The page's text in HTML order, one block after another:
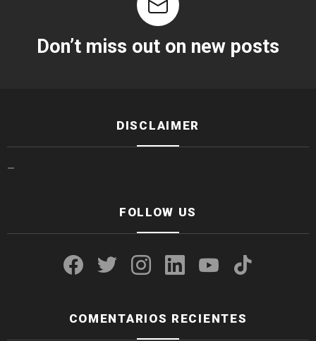
Don’t miss out on new posts
DISCLAIMER
—
FOLLOW US
COMENTARIOS RECIENTES